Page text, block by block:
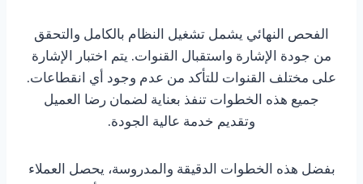
الفحص النهائي يشمل تشغيل النظام بالكامل والتحقق
من جودة الإشارة واستقبال القنوات. يتم اختبار الإشارة
على مختلف القنوات للتأكد من عدم وجود أي انقطاعات.
جميع هذه الخطوات تنفذ بعناية لضمان رضا العميل
وتقديم خدمة عالية الجودة.
بفضل هذه الخطوات الدقيقة والمدروسة، يحصل العملاء